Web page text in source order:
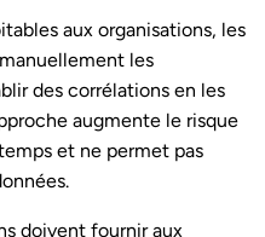
aux organisations, les
les
des corrélations en les
augmente le risque
et ne permet pas
doivent fournir aux